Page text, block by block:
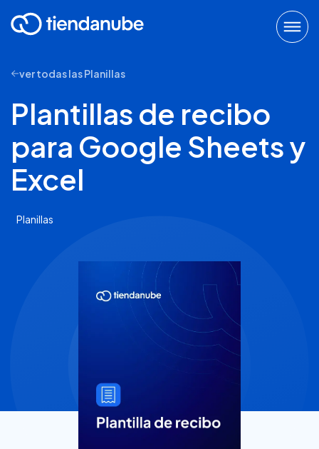
ver todas las Planillas
Plantillas de recibo
para Google Sheets y
Excel
Planillas